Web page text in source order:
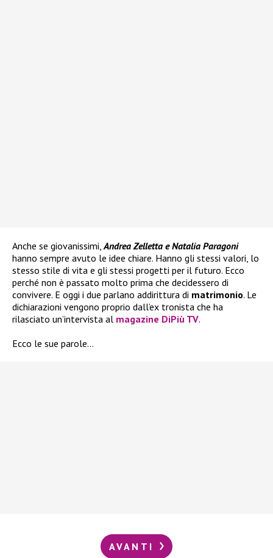
Anche se giovanissimi,Andrea Zelletta e Natalia Paragoni
hanno sempre avuto le idee chiare. Hanno gli stessi valori, lo
stesso stile di vita e gli stessi progetti per il futuro. Ecco
perché non è passato molto prima che decidessero di
convivere. E oggi i due parlano addirittura di matrimonio. Le
dichiarazioni vengono proprio dall’ex tronista che ha
rilasciato un’intervista al magazine DiPiù TV.
Ecco le sue parole…
AVANTI